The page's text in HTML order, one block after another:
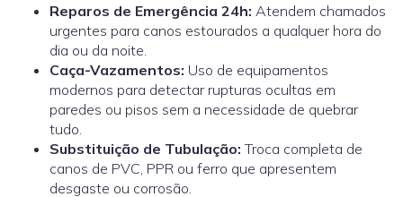
Reparos de Emergência 24h: Atendem chamados
urgentes para canos estourados a qualquer hora do
dia ou da noite.
Caça-Vazamentos: Uso de equipamentos
modernos para detectar rupturas ocultas em
paredes ou pisos sem a necessidade de quebrar
tudo.
Substituição de Tubulação: Troca completa de
canos de PVC, PPR ou ferro que apresentem
desgaste ou corrosão.